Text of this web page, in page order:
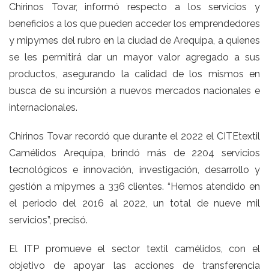
Chirinos Tovar, informó respecto a los servicios y
beneficios a los que pueden acceder los emprendedores
y mipymes del rubro en la ciudad de Arequipa, a quienes
se les permitirá dar un mayor valor agregado a sus
productos, asegurando la calidad de los mismos en
busca de su incursión a nuevos mercados nacionales e
internacionales.
Chirinos Tovar recordó que durante el 2022 el CITEtextil
Camélidos Arequipa, brindó más de 2204 servicios
tecnológicos e innovación, investigación, desarrollo y
gestión a mipymes a 336 clientes. “Hemos atendido en
el periodo del 2016 al 2022, un total de nueve mil
servicios”, precisó.
El ITP promueve el sector textil camélidos, con el
objetivo de apoyar las acciones de transferencia